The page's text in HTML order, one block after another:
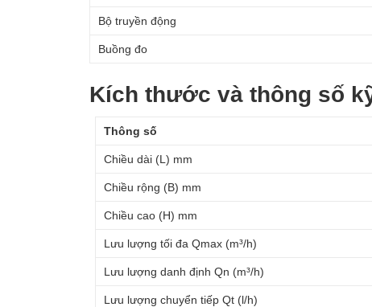
Bộ truyền động
Buồng đo
Kích thước và thông số
Thông số
Chiều dài (L) mm
Chiều rộng (B) mm
Chiều cao (H) mm
Lưu lượng tối đa Qmax (m³/h)
Lưu lượng danh định Qn (m³/h)
Lưu lượng chuyển tiếp Qt (l/h)